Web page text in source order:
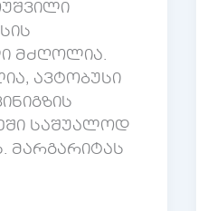
მძღოლია.
ავტობუსი
საშუალოდ
მარგარიტას